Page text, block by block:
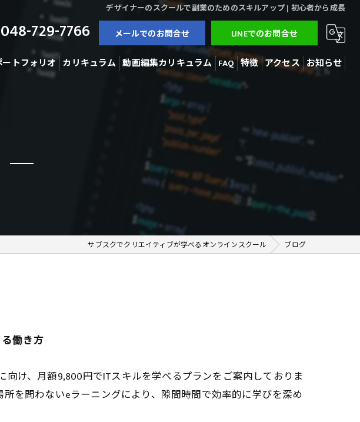
デザイナーのスクールで副業のためのスキルアップ | 初心者から成長
048-729-7766 メールでのお問合せ LINEでのお問合せ
ートフォリオ カリキュラム 動画編集カリキュラム FAQ 特徴
AI開発
動画編集
アクセス お知らせ
サブスクでクリエイティブが学べるオンラインスクール ブログ
働き方
け、月額9,800円でITスキルを学べるプランをご案内しておりま
を問わないeラーニングにより、隙間時間で効率的に学びを深め